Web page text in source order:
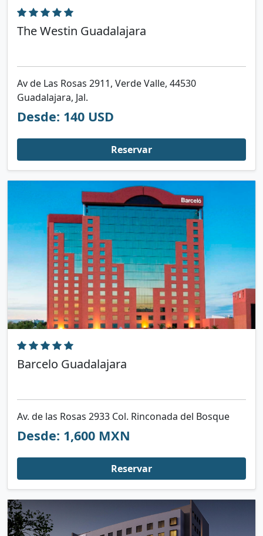
The Westin Guadalajara
Av de Las Rosas 2911, Verde Valle, 44530
Guadalajara, Jal.
Desde: 140 USD
Reservar
Barcelo Guadalajara
Av. de las Rosas 2933 Col. Rinconada del Bosque
Desde: 1,600 MXN
Reservar